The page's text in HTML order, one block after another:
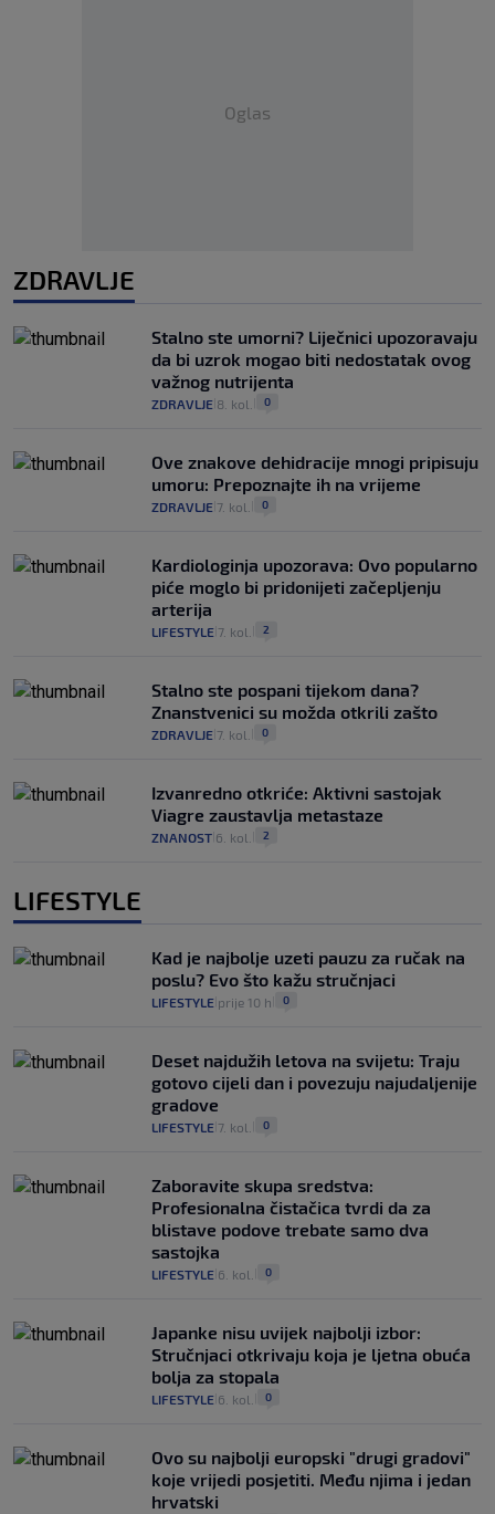
Oglas
ZDRAVLJE
Stalno ste umorni? Liječnici upozoravaju
da bi uzrok mogao biti nedostatak ovog
važnog nutrijenta
ZDRAVLJE 8. kol. 0
Ove znakove dehidracije mnogi pripisuju
umoru: Prepoznajte ih na vrijeme
ZDRAVLJE 7. kol. 0
Kardiologinja upozorava: Ovo popularno
piće moglo bi pridonijeti začepljenju
arterija
LIFESTYLE 7. kol. 2
Stalno ste pospani tijekom dana?
Znanstvenici su možda otkrili zašto
ZDRAVLJE 7. kol. 0
Izvanredno otkriće: Aktivni sastojak
Viagre zaustavlja metastaze
ZNANOST 6. kol. 2
LIFESTYLE
Kad je najbolje uzeti pauzu za ručak na
poslu? Evo što kažu stručnjaci
LIFESTYLE prije 10 h 0
Deset najdužih letova na svijetu: Traju
gotovo cijeli dan i povezuju najudaljenije
gradove
LIFESTYLE 7. kol. 0
Zaboravite skupa sredstva:
Profesionalna čistačica tvrdi da za
blistave podove trebate samo dva
sastojka
LIFESTYLE 6. kol. 0
Japanke nisu uvijek najbolji izbor:
Stručnjaci otkrivaju koja je ljetna obuća
bolja za stopala
LIFESTYLE 6. kol. 0
Ovo su najbolji europski "drugi gradovi"
koje vrijedi posjetiti. Među njima i jedan
hrvatski